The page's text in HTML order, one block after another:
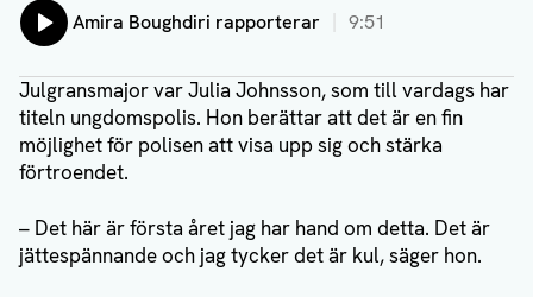
Lyssna på:
Amira Boughdiri rapporterar 9:51
Julgransmajor var Julia Johnsson, som till vardags har
titeln ungdomspolis. Hon berättar att det är en fin
möjlighet för polisen att visa upp sig och stärka
förtroendet.
– Det här är första året jag har hand om detta. Det är
jättespännande och jag tycker det är kul, säger hon.